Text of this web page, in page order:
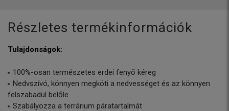
Részletes termékinformációk
Tulajdonságok:
100%-osan természetes erdei fenyő kéreg
Nedvszívó, könnyen megköti a nedvességet és az könnyen
felszabadul belőle
Szabályozza a terrárium páratartalmát